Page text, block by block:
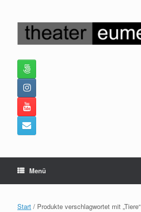
springen
Menü
Start / Produkte verschlagwortet mit „Tiere“